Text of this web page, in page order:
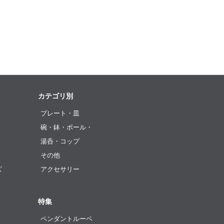
カテゴリ別
プレート・皿
碗・鉢・ボール・
湯呑・コップ
その他
アクセサリー
特集
ペンダントルーペ